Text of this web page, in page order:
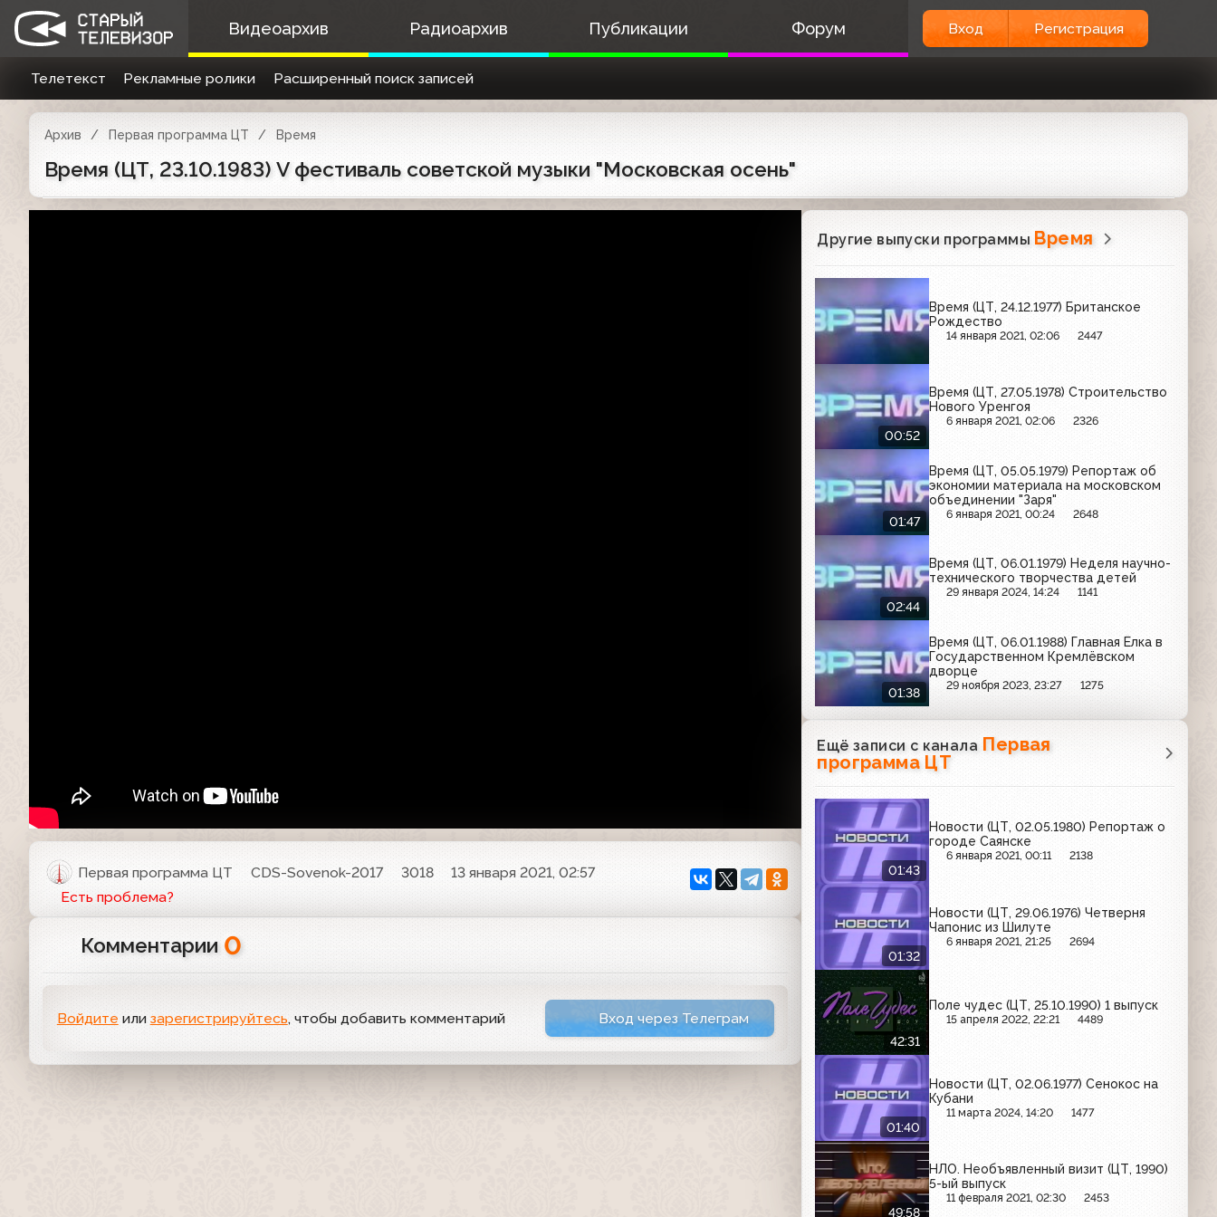
Видеоархив Радиоархив Публикации Форум Вход Регистрация
Телетекст Рекламные ролики Расширенный поиск записей
Архив Первая программа ЦТ Время
Время (ЦТ, 23.10.1983) V фестиваль советской музыки "Московская осень"
Первая программа ЦТ CDS-Sovenok-2017 3018
13 января 2021, 02:57
Есть проблема?
Комментарии 0
Войдите или зарегистрируйтесь, чтобы добавить комментарий Вход через Телеграм
Другие выпуски программы Время
Время (ЦТ, 24.12.1977) Британское
Рождество
14 января 2021, 02:06 2447
00:52
Время (ЦТ, 27.05.1978) Строительство
Нового Уренгоя
6 января 2021, 02:06 2326
01:47
Время (ЦТ, 05.05.1979) Репортаж об
экономии материала на московском
объединении "Заря"
6 января 2021, 00:24 2648
02:44
Время (ЦТ, 06.01.1979) Неделя научно-
технического творчества детей
29 января 2024, 14:24 1141
01:38
Время (ЦТ, 06.01.1988) Главная Ёлка в
Государственном Кремлёвском
дворце
29 ноября 2023, 23:27 1275
Ещё записи с канала Первая
программа ЦТ
01:43
Новости (ЦТ, 02.05.1980) Репортаж о
городе Саянске
6 января 2021, 00:11 2138
01:32
Новости (ЦТ, 29.06.1976) Четверня
Чапонис из Шилуте
6 января 2021, 21:25 2694
42:31
Поле чудес (ЦТ, 25.10.1990) 1 выпуск
15 апреля 2022, 22:21 4489
01:40
Новости (ЦТ, 02.06.1977) Сенокос на
Кубани
11 марта 2024, 14:20 1477
49:58
НЛО. Необъявленный визит (ЦТ, 1990)
5-ый выпуск
11 февраля 2021, 02:30 2453